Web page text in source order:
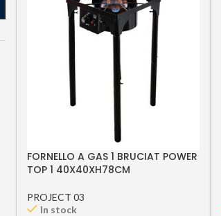
FORNELLO A GAS 1 BRUCIAT POWER
TOP 1 40X40XH78CM
PROJECT 03
In stock